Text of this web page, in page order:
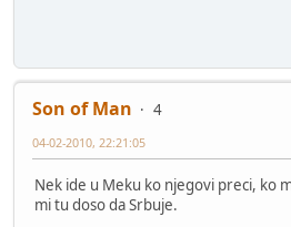
Son of Man
4
04-02-2010, 22:21:05
Nek ide u Meku ko njegovi preci, ko
mi tu doso da Srbuje.